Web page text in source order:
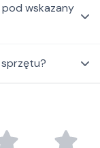
wskazany
sprzętu?